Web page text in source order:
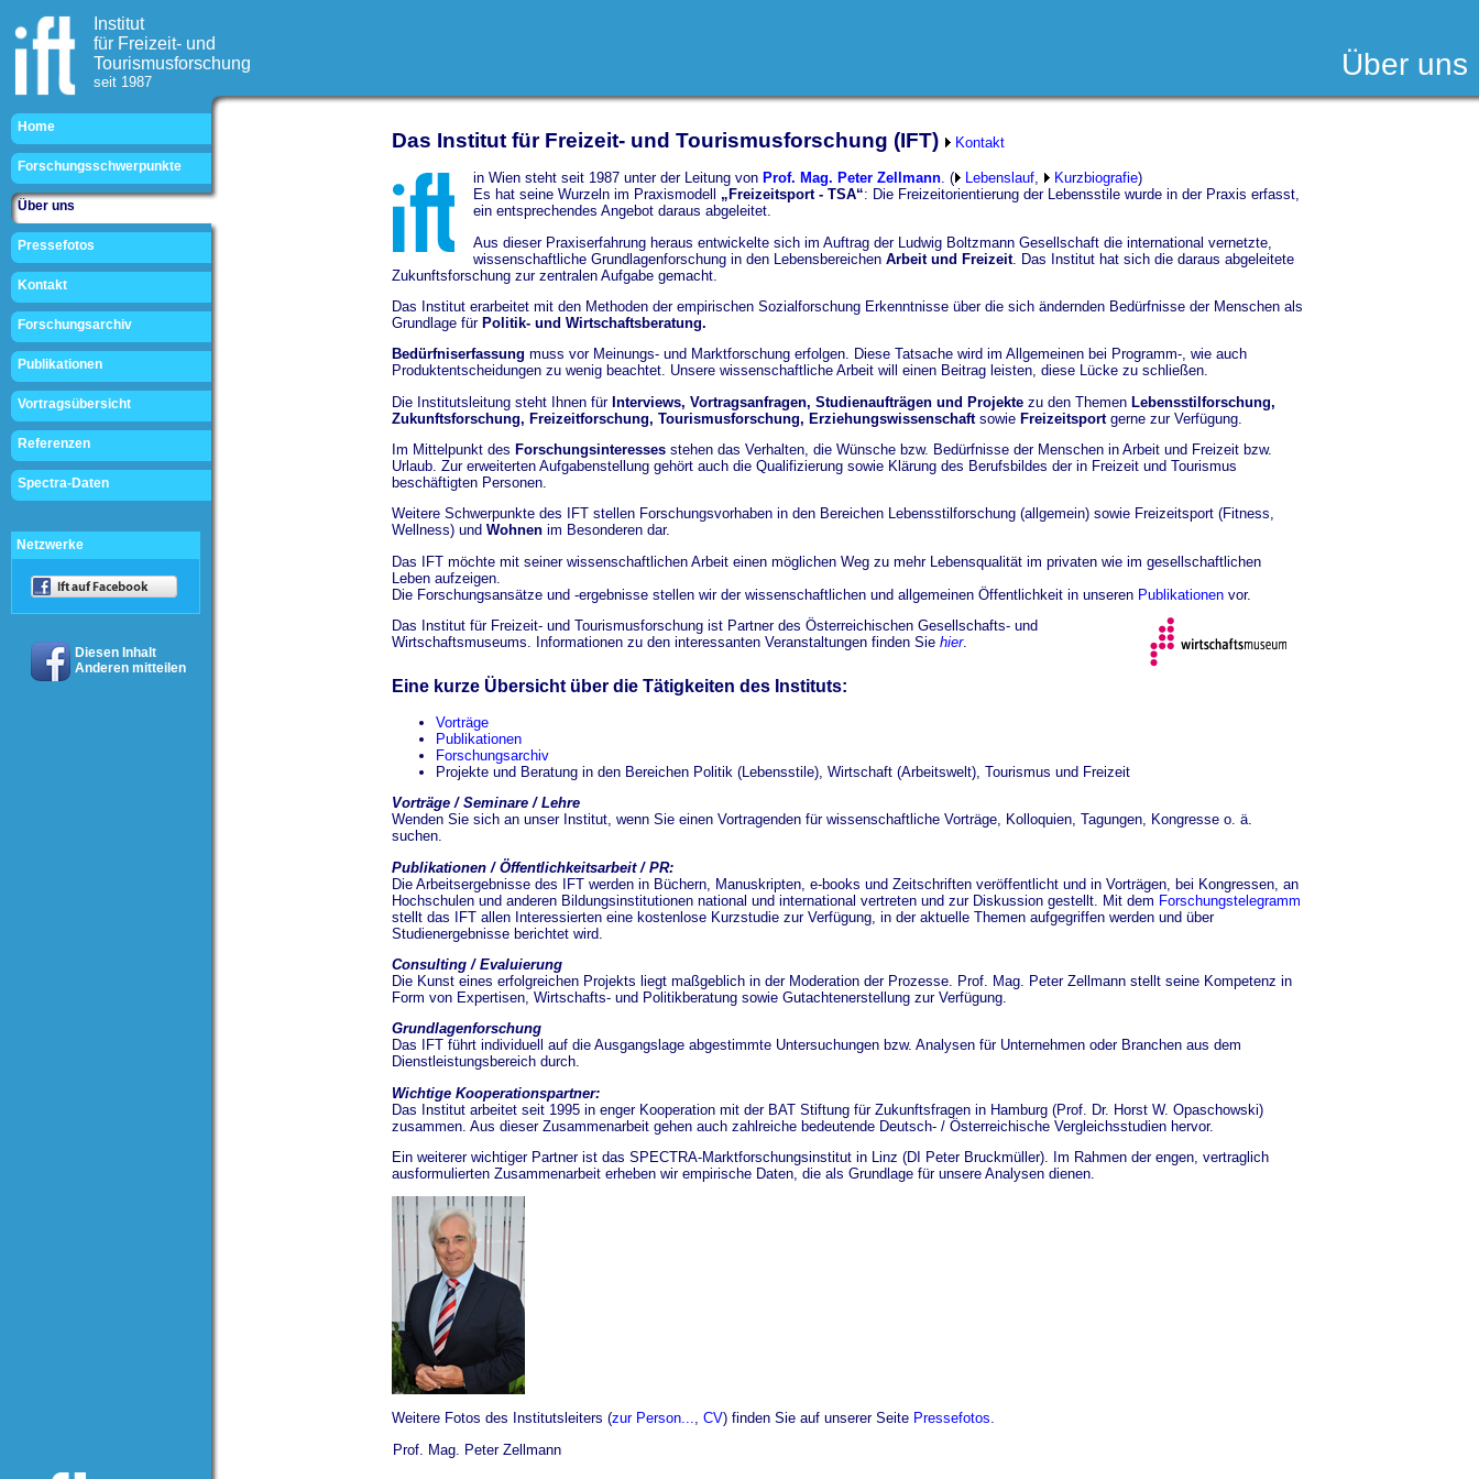
Institut
für Freizeit- und
Tourismusforschung
seit 1987
Über uns
Home
Forschungsschwerpunkte
Über uns
Pressefotos
Kontakt
Forschungsarchiv
Publikationen
Vortragsübersicht
Referenzen
Spectra-Daten
Netzwerke
Diesen Inhalt
Anderen mitteilen
Das Institut für Freizeit- und Tourismusforschung (IFT) Kontakt
in Wien steht seit 1987 unter der Leitung von Prof. Mag. Peter Zellmann. ( Lebenslauf, Kurzbiografie)
Es hat seine Wurzeln im Praxismodell „Freizeitsport - TSA“: Die Freizeitorientierung der Lebensstile wurde in der Praxis erfasst,
ein entsprechendes Angebot daraus abgeleitet.
Aus dieser Praxiserfahrung heraus entwickelte sich im Auftrag der Ludwig Boltzmann Gesellschaft die international vernetzte,
wissenschaftliche Grundlagenforschung in den Lebensbereichen Arbeit und Freizeit. Das Institut hat sich die daraus abgeleitete
Zukunftsforschung zur zentralen Aufgabe gemacht.
Das Institut erarbeitet mit den Methoden der empirischen Sozialforschung Erkenntnisse über die sich ändernden Bedürfnisse der Menschen als
Grundlage für Politik- und Wirtschaftsberatung.
Bedürfniserfassung muss vor Meinungs- und Marktforschung erfolgen. Diese Tatsache wird im Allgemeinen bei Programm-, wie auch
Produktentscheidungen zu wenig beachtet. Unsere wissenschaftliche Arbeit will einen Beitrag leisten, diese Lücke zu schließen.
Die Institutsleitung steht Ihnen fürInterviews, Vortragsanfragen, Studienaufträgen und Projektezu den Themen Lebensstilforschung,
Zukunftsforschung, Freizeitforschung, Tourismusforschung, Erziehungswissenschaftsowie Freizeitsportgerne zur Verfügung.
Im Mittelpunkt des Forschungsinteressesstehen das Verhalten, die Wünsche bzw. Bedürfnisse der Menschen in Arbeit und Freizeit bzw.
Urlaub. Zur erweiterten Aufgabenstellung gehört auch die Qualifizierung sowie Klärung des Berufsbildes der in Freizeit und Tourismus
beschäftigten Personen.
Weitere Schwerpunkte des IFT stellen Forschungsvorhaben in den Bereichen Lebensstilforschung (allgemein) sowie Freizeitsport (Fitness,
Wellness) und Wohnenim Besonderen dar.
Das IFT möchte mit seiner wissenschaftlichen Arbeit einen möglichen Weg zu mehr Lebensqualität im privaten wie im gesellschaftlichen
Leben aufzeigen.
Die Forschungsansätze und -ergebnisse stellen wir der wissenschaftlichen und allgemeinen Öffentlichkeit in unseren Publikationenvor.
Das Institut für Freizeit- und Tourismusforschung ist Partner des Österreichischen Gesellschafts- und
Wirtschaftsmuseums. Informationen zu den interessanten Veranstaltungen finden Sie hier.
Eine kurze Übersicht über die Tätigkeiten des Instituts:
Vorträge
Publikationen
Forschungsarchiv
Projekte und Beratung in den Bereichen Politik (Lebensstile), Wirtschaft (Arbeitswelt), Tourismus und Freizeit
Vorträge / Seminare / Lehre
Wenden Sie sich an unser Institut, wenn Sie einen Vortragenden für wissenschaftliche Vorträge, Kolloquien, Tagungen, Kongresse o. ä.
suchen.
Publikationen / Öffentlichkeitsarbeit / PR:
Die Arbeitsergebnisse des IFT werden in Büchern, Manuskripten, e-books und Zeitschriften veröffentlicht und in Vorträgen, bei Kongressen, an
Hochschulen und anderen Bildungsinstitutionen national und international vertreten und zur Diskussion gestellt. Mit dem Forschungstelegramm
stellt das IFT allen Interessierten eine kostenlose Kurzstudie zur Verfügung, in der aktuelle Themen aufgegriffen werden und über
Studienergebnisse berichtet wird.
Consulting / Evaluierung
Die Kunst eines erfolgreichen Projekts liegt maßgeblich in der Moderation der Prozesse. Prof. Mag. Peter Zellmann stellt seine Kompetenz in
Form von Expertisen, Wirtschafts- und Politikberatung sowie Gutachtenerstellung zur Verfügung.
Grundlagenforschung
Das IFT führt individuell auf die Ausgangslage abgestimmte Untersuchungen bzw. Analysen für Unternehmen oder Branchen aus dem
Dienstleistungsbereich durch.
Wichtige Kooperationspartner:
Das Institut arbeitet seit 1995 in enger Kooperation mit der BAT Stiftung für Zukunftsfragen in Hamburg (Prof. Dr. Horst W. Opaschowski)
zusammen. Aus dieser Zusammenarbeit gehen auch zahlreiche bedeutende Deutsch- / Österreichische Vergleichsstudien hervor.
Ein weiterer wichtiger Partner ist das SPECTRA-Marktforschungsinstitut in Linz (DI Peter Bruckmüller). Im Rahmen der engen, vertraglich
ausformulierten Zusammenarbeit erheben wir empirische Daten, die als Grundlage für unsere Analysen dienen.
Weitere Fotos des Institutsleiters (zur Person... CV) finden Sie auf unserer Seite Pressefotos
Prof. Mag. Peter Zellmann